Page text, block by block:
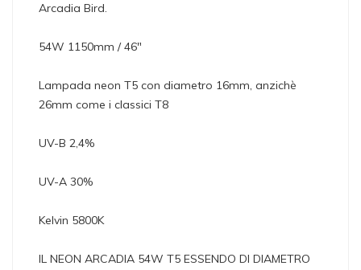
Arcadia Bird.
54W 1150mm / 46″
Lampada neon T5 con diametro 16mm, anzichè
26mm come i classici T8
UV-B 2,4%
UV-A 30%
Kelvin 5800K
IL NEON ARCADIA 54W T5 ESSENDO DI DIAMETRO